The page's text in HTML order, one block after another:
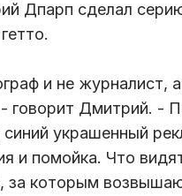
Дпарп сделал
и не журналист,
- говорит Дмитрий. -
синий украшенный­
и помойка. Что
за которым